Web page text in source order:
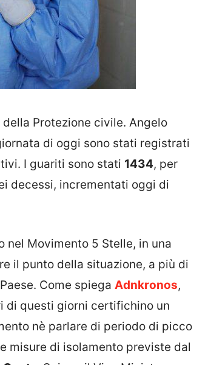
Protezione civile. Angelo
di oggi sono stati registrati
I guariti sono stati 1434, per
decessi, incrementati oggi di
nel Movimento 5 Stelle, in una
il punto della situazione, a più di
Come spiega Adnkronos,
di questi giorni certifichino un
nè parlare di periodo di picco
misure di isolamento previste dal